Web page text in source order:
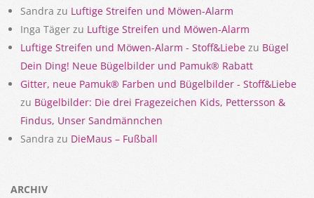
Sandra zu Luftige Streifen und Möwen-Alarm
Inga Täger zu Luftige Streifen und Möwen-Alarm
Luftige Streifen und Möwen-Alarm - Stoff&Liebe zu Bügel
Dein Ding! Neue Bügelbilder und Pamuk® Rabatt
Gitter, neue Pamuk® Farben und Bügelbilder - Stoff&Liebe
zu Bügelbilder: Die drei Fragezeichen Kids, Pettersson &
Findus, Unser Sandmännchen
Sandra zu DieMaus – Fußball
ARCHIV